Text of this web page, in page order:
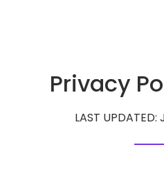
Privacy
LAST UPDATED: